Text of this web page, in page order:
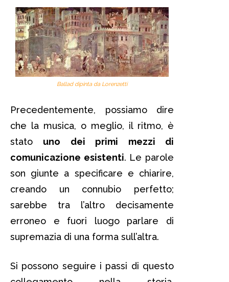
Ballad dipinta da Lorenzetti
Precedentemente, possiamo dire
che la musica, o meglio, il ritmo, è
stato uno dei primi mezzi di
comunicazione esistenti. Le parole
son giunte a specificare e chiarire,
creando un connubio perfetto;
sarebbe tra l’altro decisamente
erroneo e fuori luogo parlare di
supremazia di una forma sull’altra.
Si possono seguire i passi di questo